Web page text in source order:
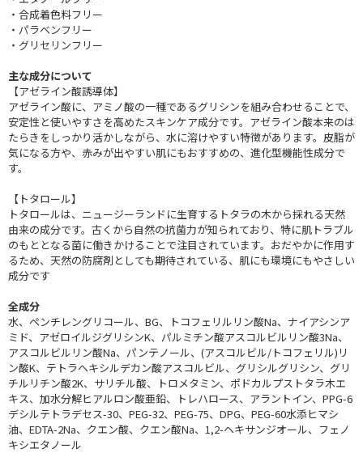
・合成着色料フリー
・パラベンフリー
・グリセリンフリー
主な成分について
【アゼライン酸誘導体】
アゼライン酸に、アミノ酸の一種であるグリシンを組み合わせることで、
安定性と使いやすさを高めたスキンケア成分です。アゼライン酸本来のは
たらきをしっかり活かしながら、水に溶けやすい特徴があります。皮脂が
気になる方や、赤みが出やすい肌にもおすすめの、進化型機能性成分で
す。
【トタロール】
トタロールは、ニュージーランドに生育するトタラの木から採れる天然
由来の成分です。古くから自然の抗菌力が知られており、特に肌トラブル
のもととなる菌に働きかけることで注目されています。おだやかに作用す
るため、天然の防腐剤としても期待されている、肌にも環境にもやさしい
成分です
全成分
水、ペンチレングリコール、BG、トコフェリルリン酸Na、ナイアシンア
ミド、アゼロイルジグリシンK、パルミチン酸アスコルビルリン酸3Na、
アスコルビルリン酸Na、パンテノール、(アスコルビル/トコフェリル)リ
ン酸K、テトラヘキシルデカン酸アスコルビル、グリシルグリシン、グリ
チルリチン酸2K、サリチル酸、トロメタミン、ポドカルプストタラ木エ
キス、加水分解ヒアルロン酸亜鉛、トレハロース、アラントイン、PPG-6
デシルテトラデセス-30、PEG-32、PEG-75、DPG、PEG-60水添ヒマシ
油、EDTA-2Na、クエン酸、クエン酸Na、1,2-ヘキサンジオール、フェノ
キシエタノール